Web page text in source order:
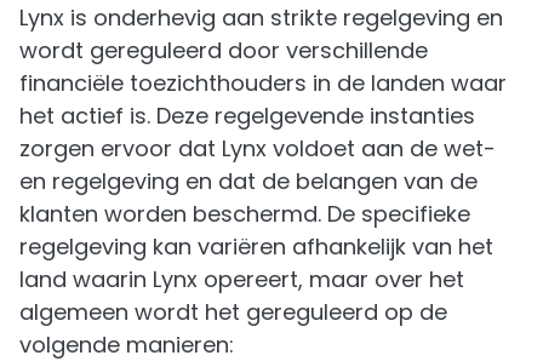
Lynx is onderhevig aan strikte regelgeving en
wordt gereguleerd door verschillende
financiële toezichthouders in de landen waar
het actief is. Deze regelgevende instanties
zorgen ervoor dat Lynx voldoet aan de wet-
en regelgeving en dat de belangen van de
klanten worden beschermd. De specifieke
regelgeving kan variëren afhankelijk van het
land waarin Lynx opereert, maar over het
algemeen wordt het gereguleerd op de
volgende manieren: